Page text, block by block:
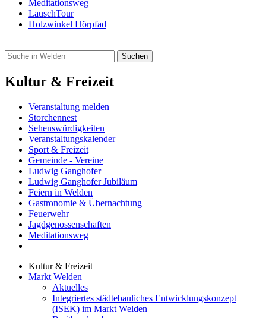
Meditationsweg
LauschTour
Holzwinkel Hörpfad
Kultur & Freizeit
Veranstaltung melden
Storchennest
Sehenswürdigkeiten
Veranstaltungskalender
Sport & Freizeit
Gemeinde - Vereine
Ludwig Ganghofer
Ludwig Ganghofer Jubiläum
Feiern in Welden
Gastronomie & Übernachtung
Feuerwehr
Jagdgenossenschaften
Meditationsweg
Kultur & Freizeit
Markt Welden
Aktuelles
Integriertes städtebauliches Entwicklungskonzept
(ISEK) im Markt Welden